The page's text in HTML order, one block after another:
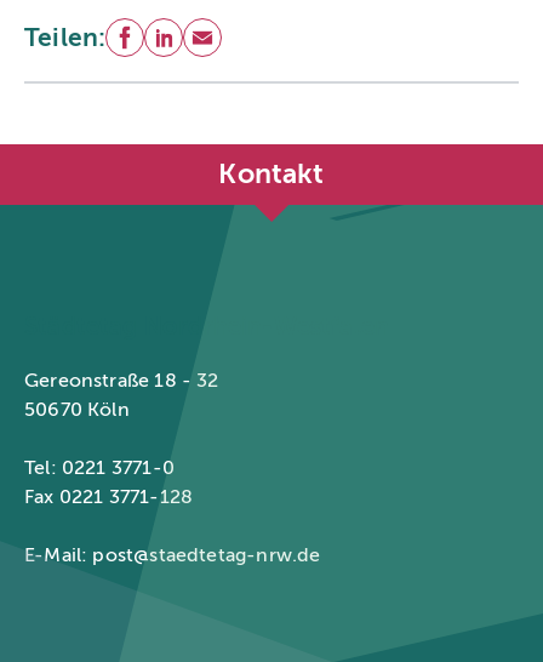
Teilen: Facebook
LinkedIn
E-Mail
Kontakt
Gereonstraße 18 - 32
50670 Köln
Tel: 0221 3771-0
Fax 0221 3771-128
E-Mail: post@staedtetag-nrw.de